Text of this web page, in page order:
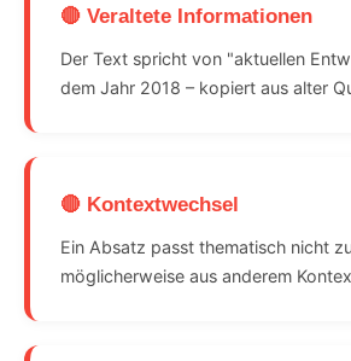
🔴 Veraltete Informationen
Der Text spricht von "aktuellen
dem Jahr 2018 – kopiert aus alter
🔴 Kontextwechsel
Ein Absatz passt thematisch nicht
möglicherweise aus anderem